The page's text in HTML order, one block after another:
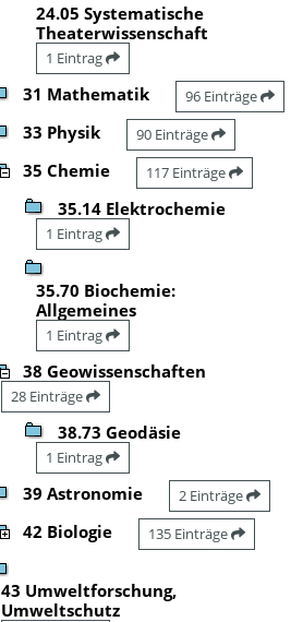
24.05 Systematische
Theaterwissenschaft
1 Eintrag
31 Mathematik 96 Einträge
33 Physik 90 Einträge
35 Chemie 117 Einträge
35.14 Elektrochemie
1 Eintrag
35.70 Biochemie:
Allgemeines
1 Eintrag
38 Geowissenschaften
28 Einträge
38.73 Geodäsie
1 Eintrag
39 Astronomie 2 Einträge
42 Biologie 135 Einträge
43 Umweltforschung,
Umweltschutz